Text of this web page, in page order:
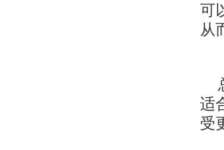
可
从
适
受